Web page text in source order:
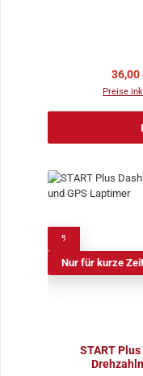
36,00
Preise
Nur für kurze
START